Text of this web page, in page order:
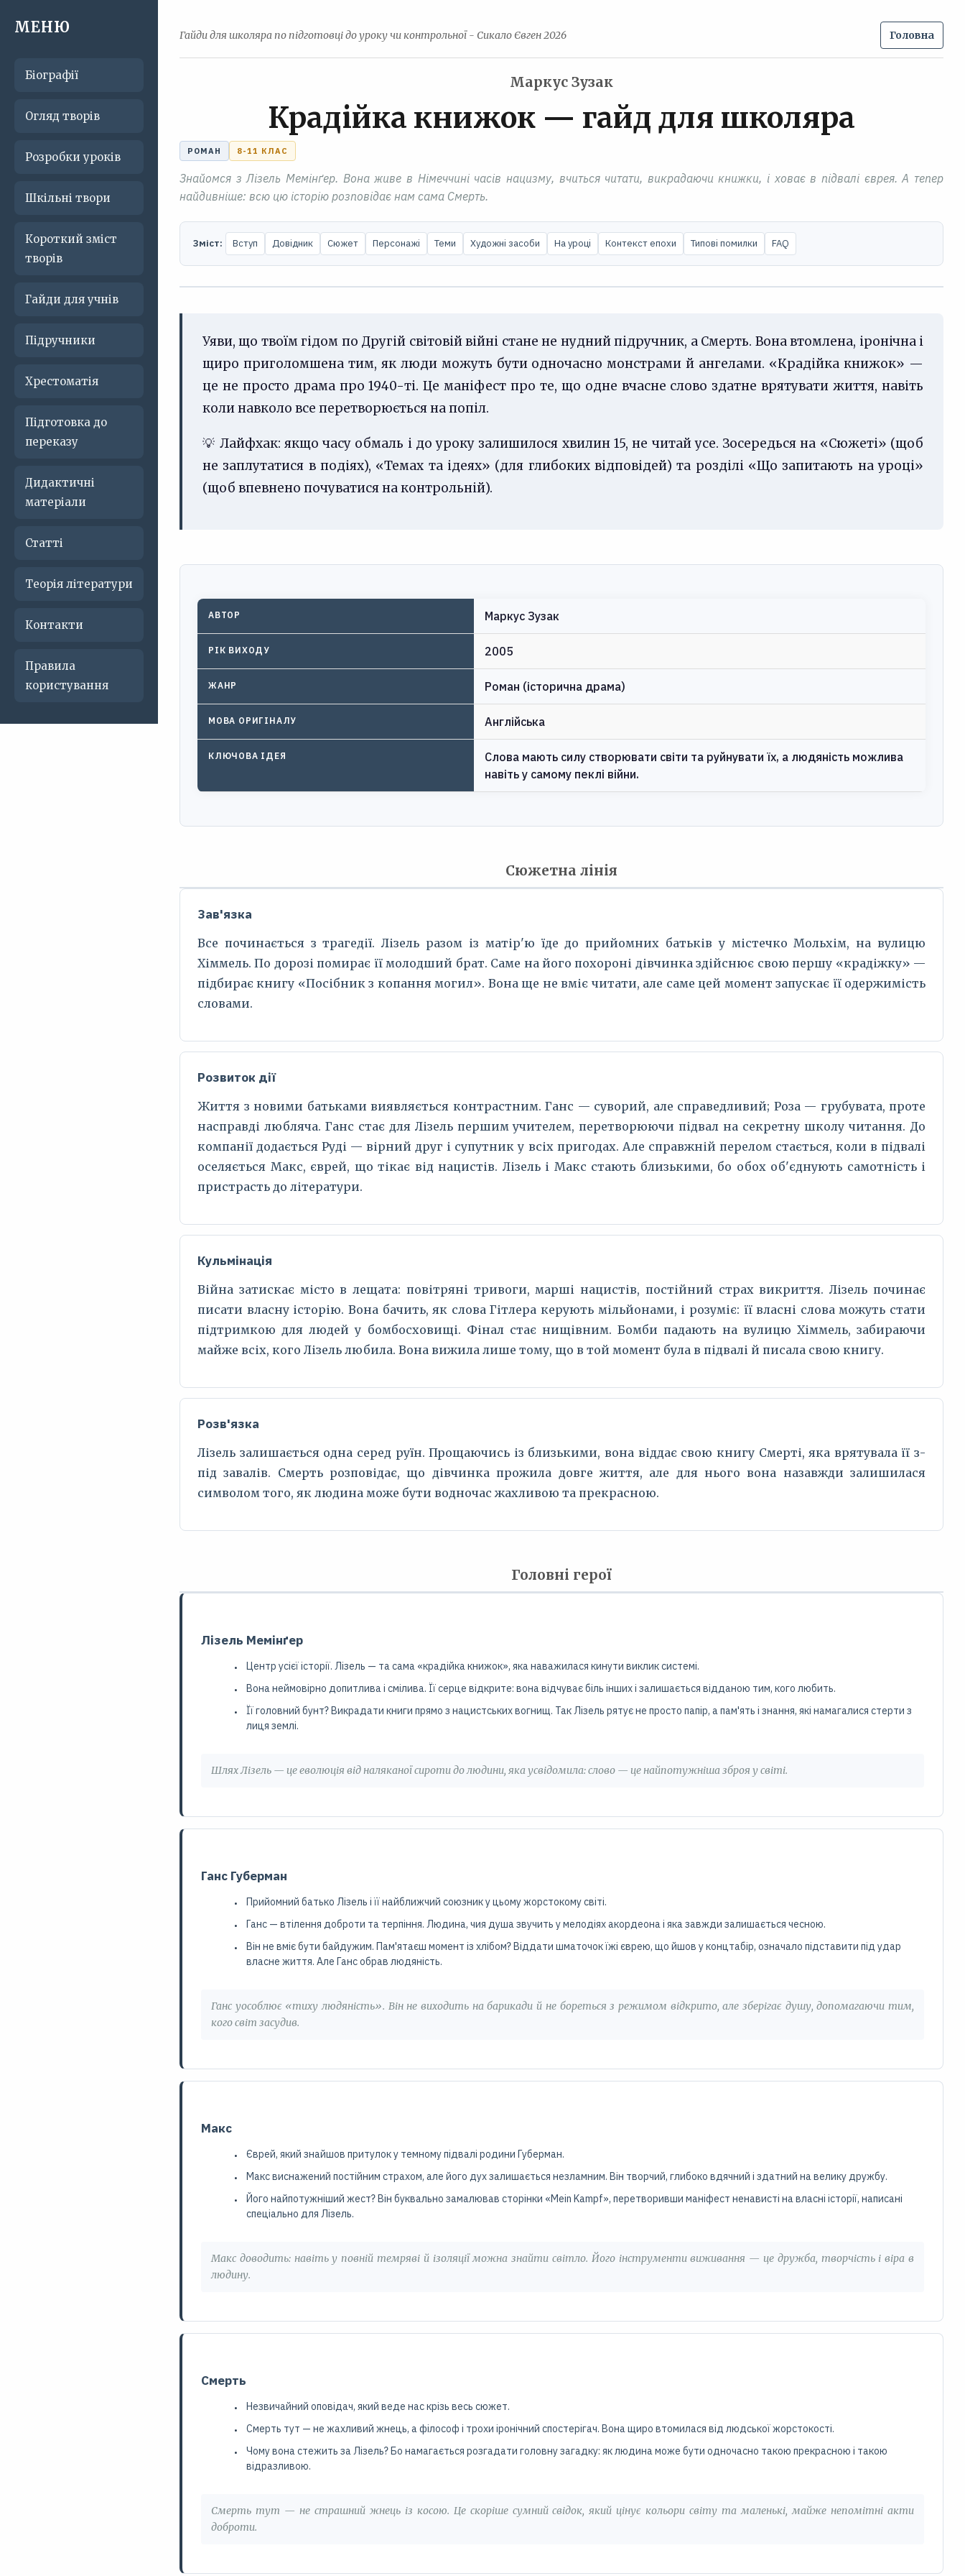
МЕНЮ
Біографії
Огляд творів
Розробки уроків
Шкільні твори
Короткий зміст
творів
Гайди для учнів
Підручники
Хрестоматія
Підготовка до
переказу
Дидактичні
матеріали
Статті
Теорія літератури
Контакти
Правила
користування
Гайди для школяра по підготовці до уроку чи контрольної - Сикало Євген 2026 Головна
Маркус Зузак
Крадійка книжок — гайд для школяра
РОМАН 8-11 КЛАС
Знайомся з Лізель Мемінґер. Вона живе в Німеччині часів нацизму, вчиться читати, викрадаючи книжки, і ховає в підвалі єврея. А тепер
найдивніше: всю цю історію розповідає нам сама Смерть.
Зміст: Вступ Довідник Сюжет Персонажі Теми Художні засоби На уроці Контекст епохи Типові помилки FAQ
Уяви, що твоїм гідом по Другій світовій війні стане не нудний підручник, а Смерть. Вона втомлена, іронічна і
щиро приголомшена тим, як люди можуть бути одночасно монстрами й ангелами. «Крадійка книжок» —
це не просто драма про 1940-ті. Це маніфест про те, що одне вчасне слово здатне врятувати життя, навіть
коли навколо все перетворюється на попіл.
💡 Лайфхак: якщо часу обмаль і до уроку залишилося хвилин 15, не читай усе. Зосередься на «Сюжеті» (щоб
не заплутатися в подіях), «Темах та ідеях» (для глибоких відповідей) та розділі «Що запитають на уроці»
(щоб впевнено почуватися на контрольній).
АВТОР Маркус Зузак
РІК ВИХОДУ 2005
ЖАНР Роман (історична драма)
МОВА ОРИГІНАЛУ Англійська
КЛЮЧОВА ІДЕЯ
Слова мають силу створювати світи та руйнувати їх, а людяність можлива
навіть у самому пеклі війни.
Сюжетна лінія
Зав'язка
Все починається з трагедії. Лізель разом із матір'ю їде до прийомних батьків у містечко Мольхім, на вулицю
Хіммель. По дорозі помирає її молодший брат. Саме на його похороні дівчинка здійснює свою першу «крадіжку» —
підбирає книгу «Посібник з копання могил». Вона ще не вміє читати, але саме цей момент запускає її одержимість
словами.
Розвиток дії
Життя з новими батьками виявляється контрастним. Ганс — суворий, але справедливий; Роза — грубувата, проте
насправді любляча. Ганс стає для Лізель першим учителем, перетворюючи підвал на секретну школу читання. До
компанії додається Руді — вірний друг і супутник у всіх пригодах. Але справжній перелом стається, коли в підвалі
оселяється Макс, єврей, що тікає від нацистів. Лізель і Макс стають близькими, бо обох об'єднують самотність і
пристрасть до літератури.
Кульмінація
Війна затискає місто в лещата: повітряні тривоги, марші нацистів, постійний страх викриття. Лізель починає
писати власну історію. Вона бачить, як слова Гітлера керують мільйонами, і розуміє: її власні слова можуть стати
підтримкою для людей у бомбосховищі. Фінал стає нищівним. Бомби падають на вулицю Хіммель, забираючи
майже всіх, кого Лізель любила. Вона вижила лише тому, що в той момент була в підвалі й писала свою книгу.
Розв'язка
Лізель залишається одна серед руїн. Прощаючись із близькими, вона віддає свою книгу Смерті, яка врятувала її з-
під завалів. Смерть розповідає, що дівчинка прожила довге життя, але для нього вона назавжди залишилася
символом того, як людина може бути водночас жахливою та прекрасною.
Головні герої
Лізель Мемінґер
Центр усієї історії. Лізель — та сама «крадійка книжок», яка наважилася кинути виклик системі.
Вона неймовірно допитлива і смілива. Її серце відкрите: вона відчуває біль інших і залишається відданою тим, кого любить.
Її головний бунт? Викрадати книги прямо з нацистських вогнищ. Так Лізель рятує не просто папір, а пам'ять і знання, які намагалися стерти з
лиця землі.
Шлях Лізель — це еволюція від наляканої сироти до людини, яка усвідомила: слово — це найпотужніша зброя у світі.
Ганс Губерман
Прийомний батько Лізель і її найближчий союзник у цьому жорстокому світі.
Ганс — втілення доброти та терпіння. Людина, чия душа звучить у мелодіях акордеона і яка завжди залишається чесною.
Він не вміє бути байдужим. Пам'ятаєш момент із хлібом? Віддати шматочок їжі єврею, що йшов у концтабір, означало підставити під удар
власне життя. Але Ганс обрав людяність.
Ганс уособлює «тиху людяність». Він не виходить на барикади й не бореться з режимом відкрито, але зберігає душу, допомагаючи тим,
кого світ засудив.
Макс
Єврей, який знайшов притулок у темному підвалі родини Губерман.
Макс виснажений постійним страхом, але його дух залишається незламним. Він творчий, глибоко вдячний і здатний на велику дружбу.
Його найпотужніший жест? Він буквально замалював сторінки «Mein Kampf», перетворивши маніфест ненависті на власні історії, написані
спеціально для Лізель.
Макс доводить: навіть у повній темряві й ізоляції можна знайти світло. Його інструменти виживання — це дружба, творчість і віра в
людину.
Смерть
Незвичайний оповідач, який веде нас крізь весь сюжет.
Смерть тут — не жахливий жнець, а філософ і трохи іронічний спостерігач. Вона щиро втомилася від людської жорстокості.
Чому вона стежить за Лізель? Бо намагається розгадати головну загадку: як людина може бути одночасно такою прекрасною і такою
відразливою.
Смерть тут — не страшний жнець із косою. Це скоріше сумний свідок, який цінує кольори світу та маленькі, майже непомітні акти
доброти.